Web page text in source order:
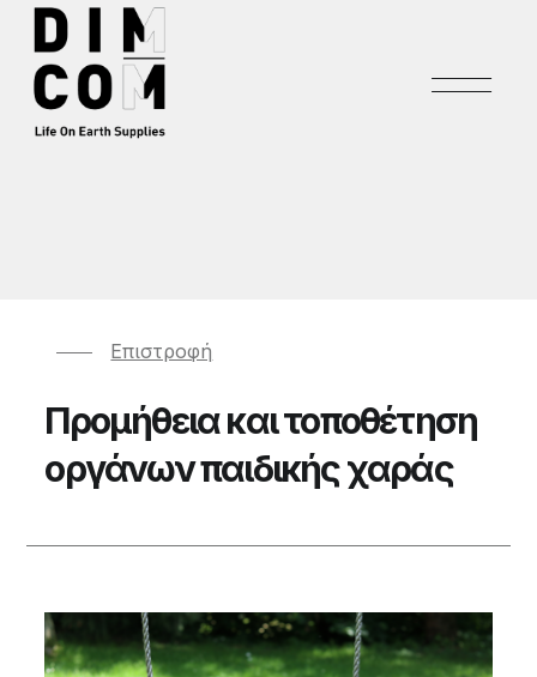
Επιστροφή
Προμήθεια και τοποθέτηση
οργάνων παιδικής χαράς